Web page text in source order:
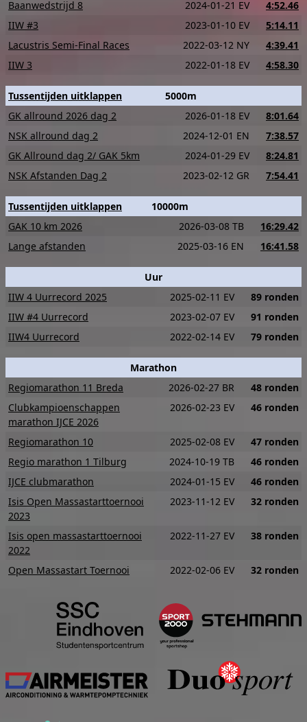
Baanwedstrijd 8
2024-01-21 EV 4:52.46
IIW #3
2023-01-10 EV 5:14.11
Lacustris Semi-Final Races
2022-03-12 NY 4:39.41
IIW 3
2022-01-18 EV 4:58.30
Tussentijden uitklappen
5000m
GK allround 2026 dag 2
2026-01-18 EV 8:01.64
NSK allround dag 2
2024-12-01 EN 7:38.57
GK Allround dag 2/ GAK 5km
2024-01-29 EV 8:24.81
NSK Afstanden Dag 2
2023-02-12 GR 7:54.41
Tussentijden uitklappen
10000m
GAK 10 km 2026
2026-03-08 TB 16:29.42
Lange afstanden
2025-03-16 EN 16:41.58
Uur
IIW 4 Uurrecord 2025
2025-02-11 EV 89 ronden
IIW #4 Uurrecord
2023-02-07 EV 91 ronden
IIW4 Uurrecord
2022-02-14 EV 79 ronden
Marathon
Regiomarathon 11 Breda
2026-02-27 BR 48 ronden
Clubkampioenschappen
marathon IJCE 2026
2026-02-23 EV 46 ronden
Regiomarathon 10 2025-02-08 EV 47 ronden
Regio marathon 1 Tilburg
2024-10-19 TB 46 ronden
IJCE clubmarathon
2024-01-15 EV 46 ronden
Isis Open Massastarttoernooi
2023
2023-11-12 EV 32 ronden
Isis open massastarttoernooi
2022
2022-11-27 EV 38 ronden
Open Massastart Toernooi 2022-02-06 EV 32 ronden
Studentensportcentrum
Airmeister